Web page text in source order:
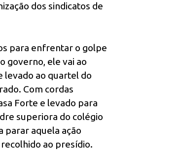
dos sindicatos de
para enfrentar o golpe
governo, ele vai ao
levado ao quartel do
Com cordas
Forte e levado para
superiora do colégio
parar aquela ação
ao presídio.